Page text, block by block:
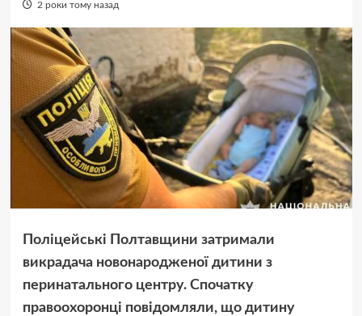
2 роки тому назад
Поліцейські Полтавщини затримали
викрадача новонародженої дитини з
перинатального центру. Спочатку
правоохоронці повідомляли, що дитину